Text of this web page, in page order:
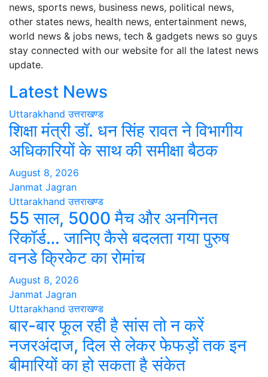
news, sports news, business news, political news,
other states news, health news, entertainment news,
world news & jobs news, tech & gadgets news so guys
stay connected with our website for all the latest news
update.
Latest News
Uttarakhand उत्तराखण्ड
शिक्षा मंत्री डॉ. धन सिंह रावत ने विभागीय
अधिकारियों के साथ की समीक्षा बैठक
August 8, 2026
Janmat Jagran
Uttarakhand उत्तराखण्ड
55 साल, 5000 मैच और अनगिनत
रिकॉर्ड… जानिए कैसे बदलता गया पुरुष
वनडे क्रिकेट का रोमांच
August 8, 2026
Janmat Jagran
Uttarakhand उत्तराखण्ड
बार-बार फूल रही है सांस तो न करें
नजरअंदाज, दिल से लेकर फेफड़ों तक इन
बीमारियों का हो सकता है संकेत